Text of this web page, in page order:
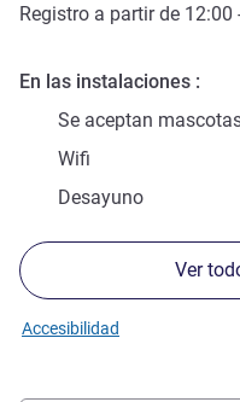
Registro a partir de 12:00
En las instalaciones
Se aceptan
Wifi
Desayuno
Ver
Accesibilidad